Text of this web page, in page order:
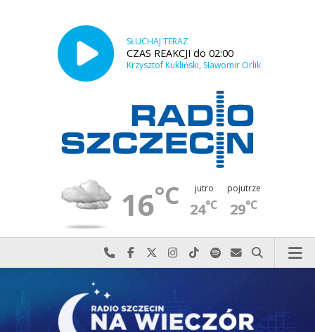
SŁUCHAJ TERAZ
CZAS REAKCJI do 02:00
Krzysztof Kukliński, Sławomir Orlik
16°C jutro
24°C
pojutrze
29°C
Najlepiej po prostu do nas zadzwoń
Odwiedź nas na Facebook-u
Odwiedź nas na X
Odwiedź nas na Instagram-ie
Odwiedź nas na TikTok-u
Szukaj nas na Spotify
Wyślij do nas
Szukaj